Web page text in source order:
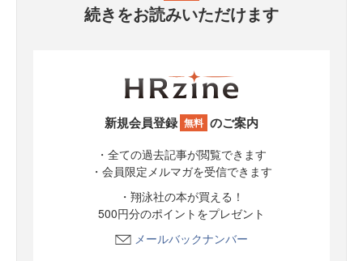
続きをお読みいただけます
新規会員登録 無料 のご案内
・全ての過去記事が閲覧できます
・会員限定メルマガを受信できます
・翔泳社の本が買える！
500円分のポイントをプレゼント
メールバックナンバー